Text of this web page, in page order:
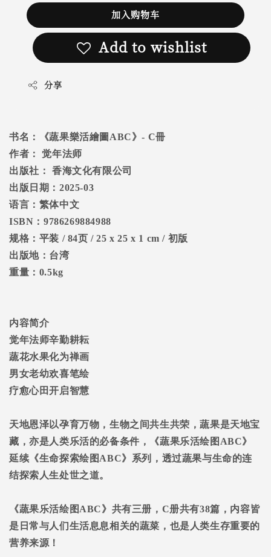
加入购物车
Add to wishlist
分享
书名： 《蔬果樂活繪圖 ABC》- C冊
作者：
觉年法师
出版社：
香海文化有限公司
出版日期： 2025-03
语言：繁体中文
ISBN ：9786269884988
规格：平装 / 84页 / 25 x 25 x 1 cm / 初版
出版地：台湾
重量： 0.5kg
内容简介
觉年法师辛勤耕耘
蔬花水果化为禅画
男女老幼欢喜笔绘
疗愈心田开启智慧
天地恩泽以孕育万物，生物之间共生共荣，蔬果是天地宝
藏，亦是人类乐活的必备条件，《蔬果乐活绘图 ABC》
延续《生命探索绘图 ABC》系列，透过蔬果与生命的连
结探索人生处世之道。
《蔬果乐活绘图 ABC》共有三册， C册共有38篇，内容皆
是日常与人们生活息息相关的蔬菜，也是人类生存重要的
营养来源！